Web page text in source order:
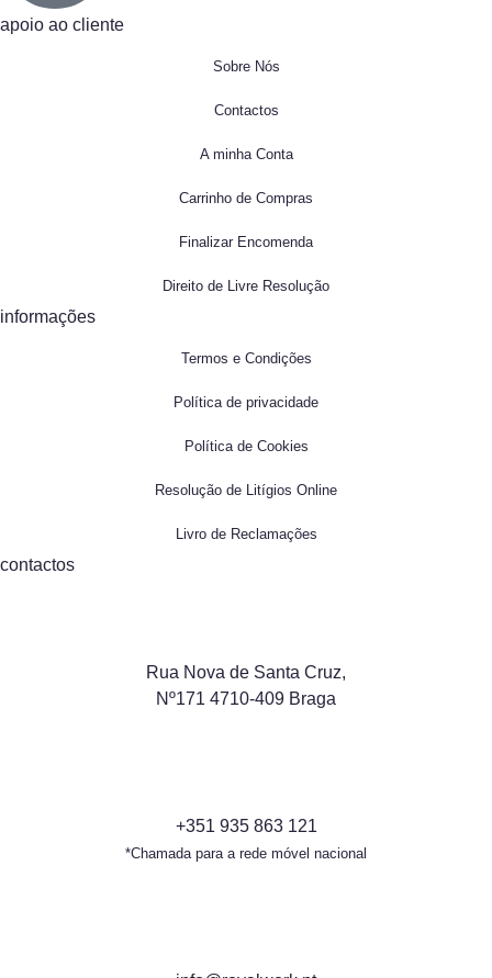
apoio ao cliente
Sobre Nós
Contactos
A minha Conta
Carrinho de Compras
Finalizar Encomenda
Direito de Livre Resolução
informações
Termos e Condições
Política de privacidade
Política de Cookies
Resolução de Litígios Online
Livro de Reclamações
contactos
Rua Nova de Santa Cruz,
Nº171 4710-409 Braga
+351 935 863 121
*Chamada para a rede móvel nacional